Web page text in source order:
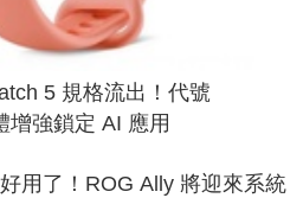
5 規格流出！代號
增強鎖定 AI 應用
用了！ROG Ally 將迎來系統